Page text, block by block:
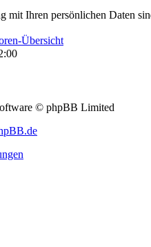
mit Ihren persönlichen Daten
Übersicht
© phpBB Limited